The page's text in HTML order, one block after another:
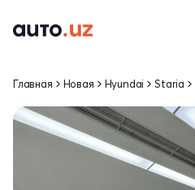
Главная Новая Hyundai Staria